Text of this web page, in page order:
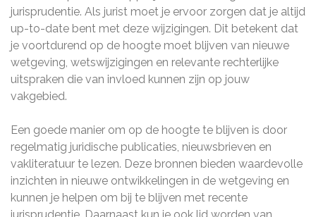
jurisprudentie. Als jurist moet je ervoor zorgen dat je altijd
up-to-date bent met deze wijzigingen. Dit betekent dat
je voortdurend op de hoogte moet blijven van nieuwe
wetgeving, wetswijzigingen en relevante rechterlijke
uitspraken die van invloed kunnen zijn op jouw
vakgebied.
Een goede manier om op de hoogte te blijven is door
regelmatig juridische publicaties, nieuwsbrieven en
vakliteratuur te lezen. Deze bronnen bieden waardevolle
inzichten in nieuwe ontwikkelingen in de wetgeving en
kunnen je helpen om bij te blijven met recente